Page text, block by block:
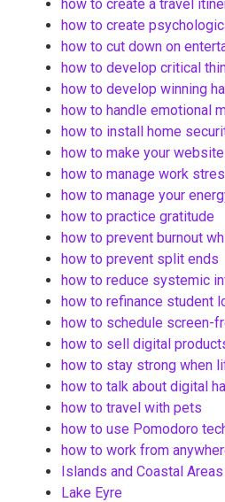
how to create a travel
how to create
how to cut down on
how to develop critical
how to develop winning
how to handle emotional
how to install home
how to make your
how to manage work
how to manage your
how to practice gratitude
how to prevent burnout
how to prevent split ends
how to reduce systemic
how to refinance student
how to schedule screen-
how to sell digital
how to stay strong when
how to talk about digital
how to travel with pets
how to use Pomodoro
how to work from
Islands and Coastal Areas
Lake Eyre